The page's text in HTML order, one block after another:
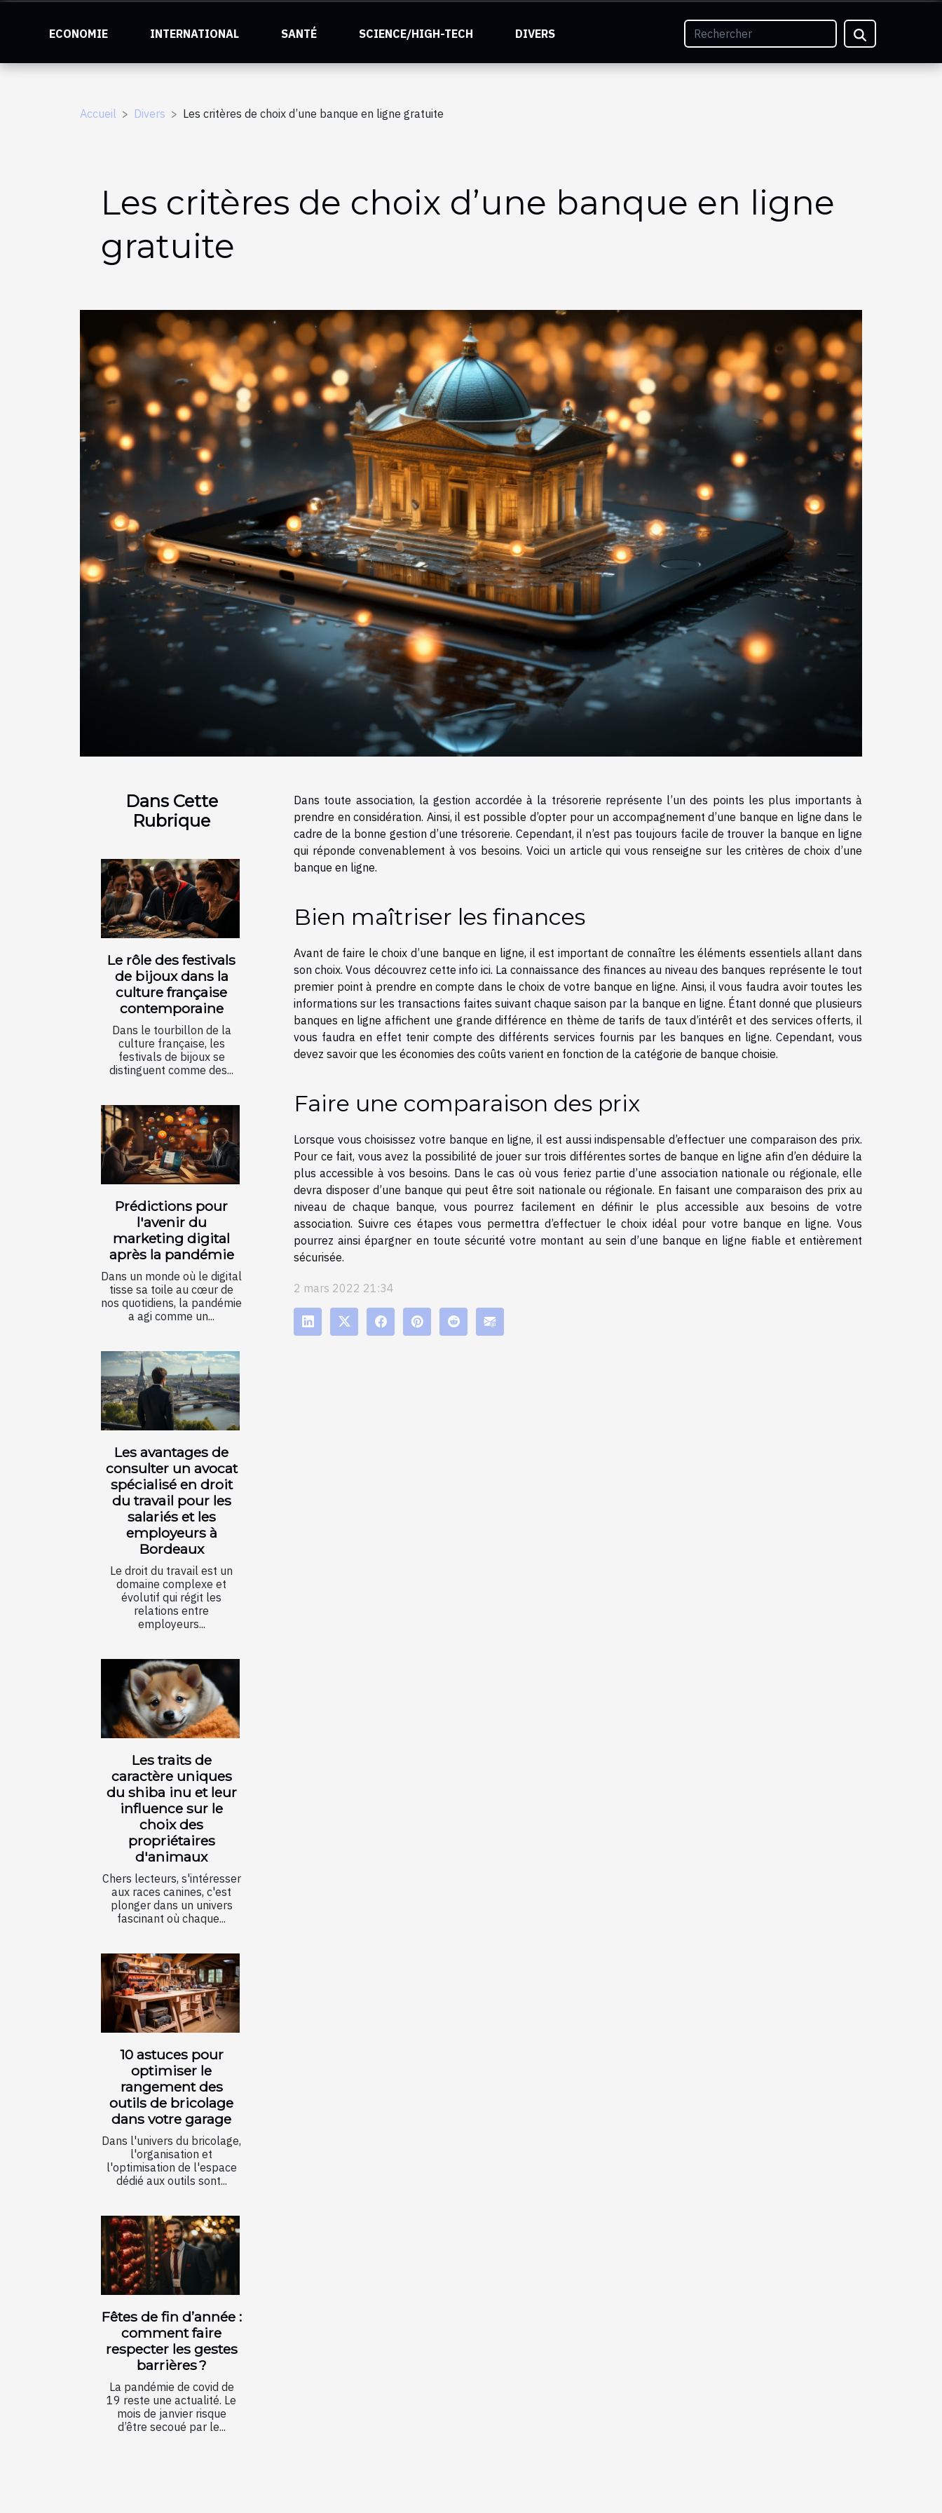
ECONOMIE INTERNATIONAL SANTÉ SCIENCE/HIGH-TECH DIVERS
Accueil Divers Les critères de choix d’une banque en ligne gratuite
Les critères de choix d’une banque en ligne
gratuite
Dans Cette
Rubrique
Le rôle des festivals
de bijoux dans la
culture française
contemporaine
Dans le tourbillon de la
culture française, les
festivals de bijoux se
distinguent comme des...
Prédictions pour
l'avenir du
marketing digital
après la pandémie
Dans un monde où le digital
tisse sa toile au cœur de
nos quotidiens, la pandémie
a agi comme un...
Les avantages de
consulter un avocat
spécialisé en droit
du travail pour les
salariés et les
employeurs à
Bordeaux
Le droit du travail est un
domaine complexe et
évolutif qui régit les
relations entre
employeurs...
Les traits de
caractère uniques
du shiba inu et leur
influence sur le
choix des
propriétaires
d'animaux
Chers lecteurs, s'intéresser
aux races canines, c'est
plonger dans un univers
fascinant où chaque...
10 astuces pour
optimiser le
rangement des
outils de bricolage
dans votre garage
Dans l'univers du bricolage,
l'organisation et
l'optimisation de l'espace
dédié aux outils sont...
Fêtes de fin d’année :
comment faire
respecter les gestes
barrières ?
La pandémie de covid de
19 reste une actualité. Le
mois de janvier risque
d’être secoué par le...
Dans toute association, la gestion accordée à la trésorerie représente l’un des points les plus importants à
prendre en considération. Ainsi, il est possible d’opter pour un accompagnement d’une banque en ligne dans le
cadre de la bonne gestion d’une trésorerie. Cependant, il n’est pas toujours facile de trouver la banque en ligne
qui réponde convenablement à vos besoins. Voici un article qui vous renseigne sur les critères de choix d’une
banque en ligne.
Bien maîtriser les finances
Avant de faire le choix d’une banque en ligne, il est important de connaître les éléments essentiels allant dans
son choix. Vous découvrez cette info ici. La connaissance des finances au niveau des banques représente le tout
premier point à prendre en compte dans le choix de votre banque en ligne. Ainsi, il vous faudra avoir toutes les
informations sur les transactions faites suivant chaque saison par la banque en ligne. Étant donné que plusieurs
banques en ligne affichent une grande différence en thème de tarifs de taux d’intérêt et des services offerts, il
vous faudra en effet tenir compte des différents services fournis par les banques en ligne. Cependant, vous
devez savoir que les économies des coûts varient en fonction de la catégorie de banque choisie.
Faire une comparaison des prix
Lorsque vous choisissez votre banque en ligne, il est aussi indispensable d’effectuer une comparaison des prix.
Pour ce fait, vous avez la possibilité de jouer sur trois différentes sortes de banque en ligne afin d’en déduire la
plus accessible à vos besoins. Dans le cas où vous feriez partie d’une association nationale ou régionale, elle
devra disposer d’une banque qui peut être soit nationale ou régionale. En faisant une comparaison des prix au
niveau de chaque banque, vous pourrez facilement en définir le plus accessible aux besoins de votre
association. Suivre ces étapes vous permettra d’effectuer le choix idéal pour votre banque en ligne. Vous
pourrez ainsi épargner en toute sécurité votre montant au sein d’une banque en ligne fiable et entièrement
sécurisée.
2 mars 2022 21:34